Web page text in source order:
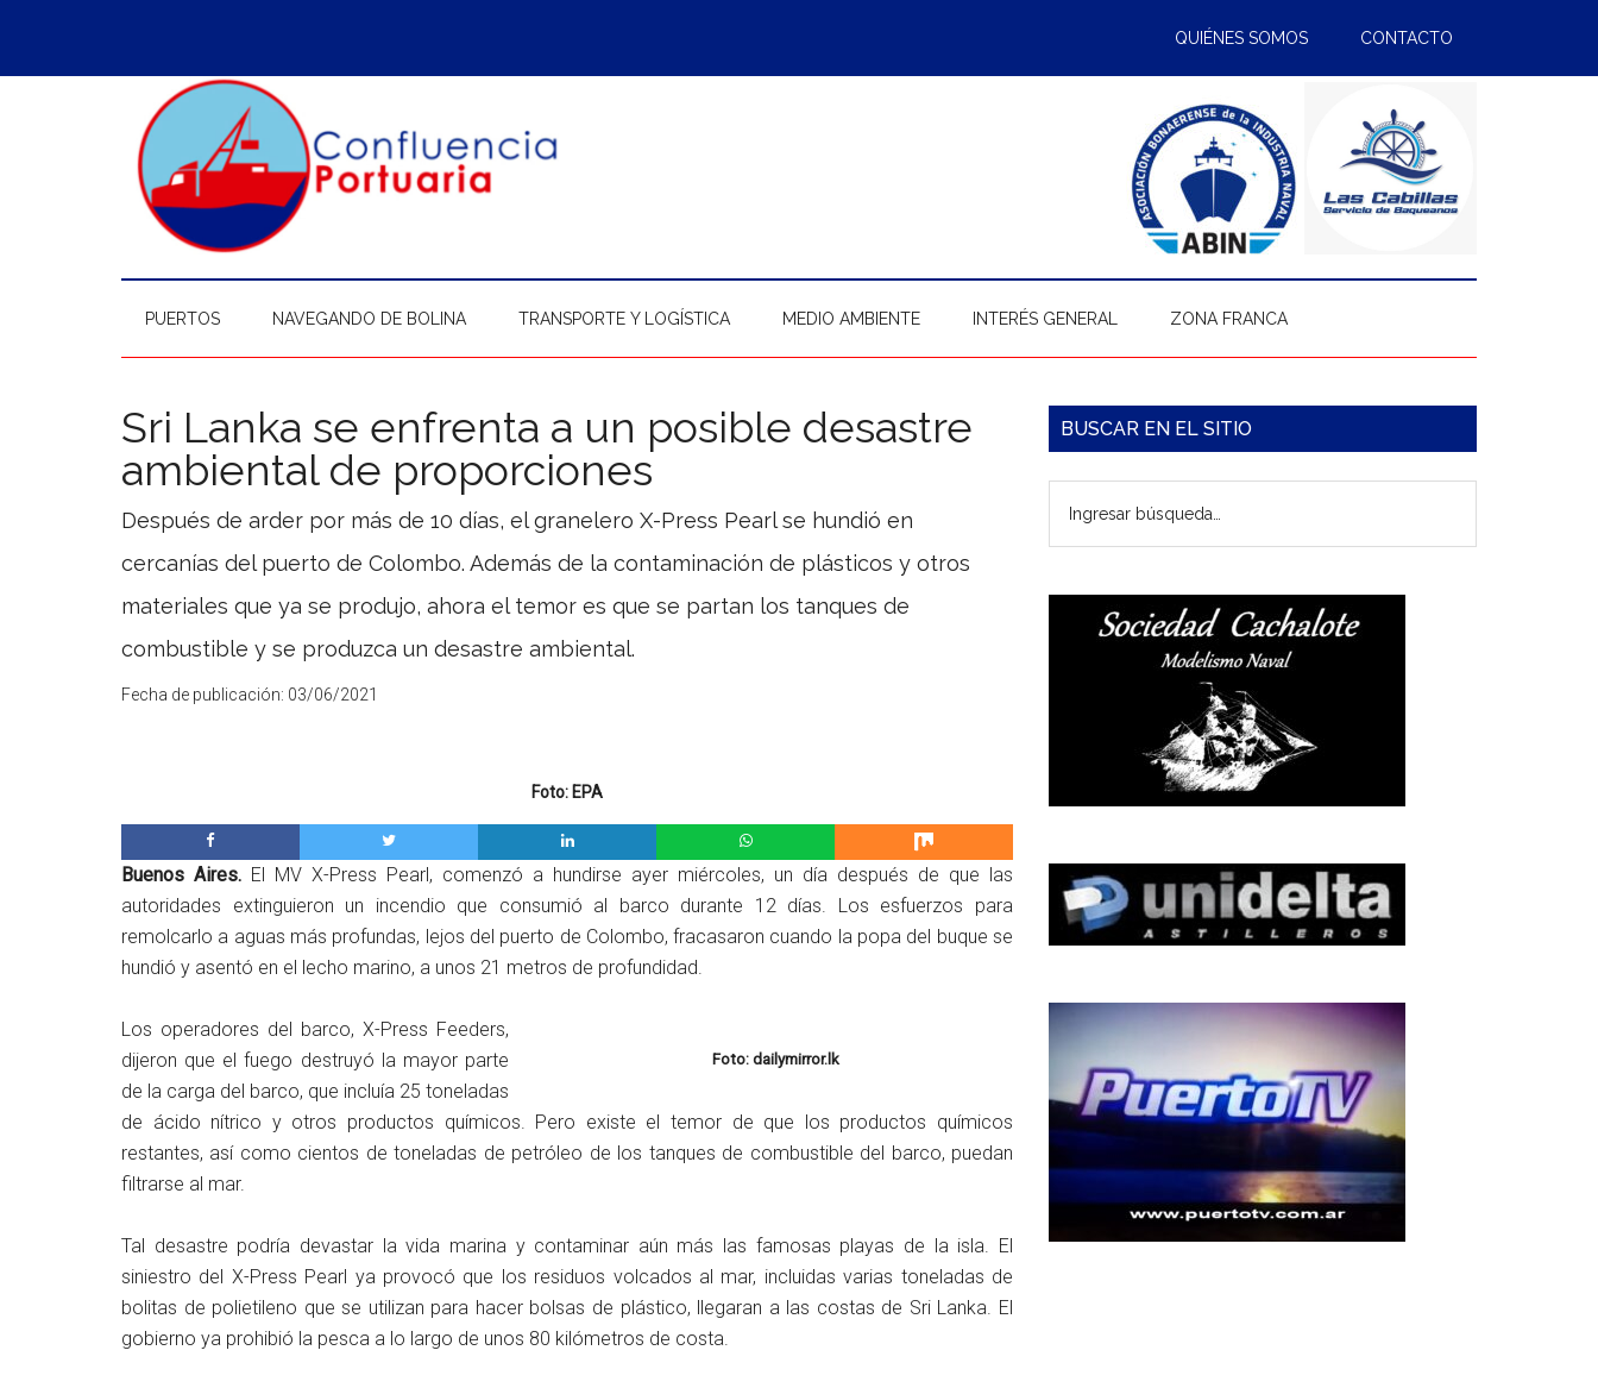
contenido
secondary
la
pie
QUIÉNES SOMOS CONTACTO
PUERTOS NAVEGANDO DE BOLINA TRANSPORTE Y LOGÍSTICA MEDIO AMBIENTE INTERÉS GENERAL ZONA FRANCA
Sri Lanka se enfrenta a un posible desastre
ambiental de proporciones
Después de arder por más de 10 días, el granelero X-Press Pearl se hundió en
cercanías del puerto de Colombo. Además de la contaminación de plásticos y otros
materiales que ya se produjo, ahora el temor es que se partan los tanques de
combustible y se produzca un desastre ambiental.
Fecha de publicación: 03/06/2021
Foto: EPA
Buenos Aires. El MV X-Press Pearl, comenzó a hundirse ayer miércoles, un día después de que las
autoridades extinguieron un incendio que consumió al barco durante 12 días. Los esfuerzos para
remolcarlo a aguas más profundas, lejos del puerto de Colombo, fracasaron cuando la popa del buque se
hundió y asentó en el lecho marino, a unos 21 metros de profundidad.
Foto: dailymirror.lk
Los operadores del barco, X-Press Feeders,
dijeron que el fuego destruyó la mayor parte
de la carga del barco, que incluía 25 toneladas
de ácido nítrico y otros productos químicos. Pero existe el temor de que los productos químicos
restantes, así como cientos de toneladas de petróleo de los tanques de combustible del barco, puedan
filtrarse al mar.
Tal desastre podría devastar la vida marina y contaminar aún más las famosas playas de la isla. El
siniestro del X-Press Pearl ya provocó que los residuos volcados al mar, incluidas varias toneladas de
bolitas de polietileno que se utilizan para hacer bolsas de plástico, llegaran a las costas de Sri Lanka. El
gobierno ya prohibió la pesca a lo largo de unos 80 kilómetros de costa.
Barra
principal
BUSCAR EN EL SITIO
búsqueda…